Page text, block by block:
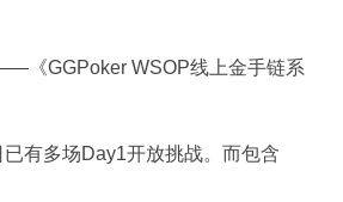
《GGPoker WSOP线上金手链系
已有多场Day1开放挑战。而包含